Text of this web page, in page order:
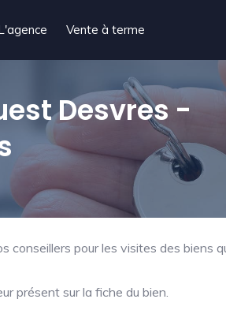
Vente à terme
Desvres -
pour les visites des biens
présent sur la fiche du bien.